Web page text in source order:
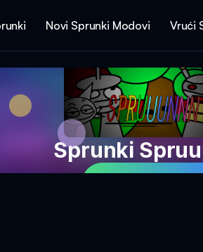
Novi Sprunki Modovi Vrući
Sprunki